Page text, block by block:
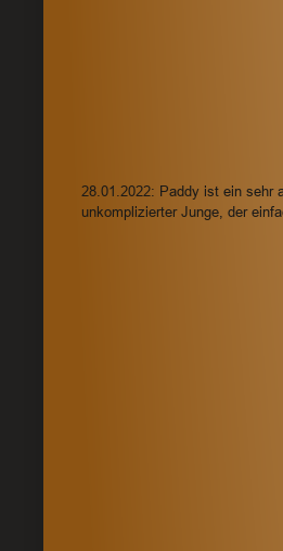
28.01.2022: Paddy ist ein sehr
unkomplizierter Junge, der